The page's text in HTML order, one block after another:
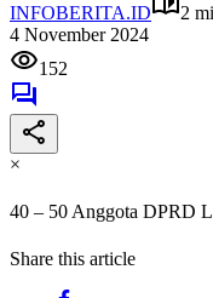
INFOBERITA.ID
2
4 November 2024
152
×
40 – 50 Anggota DPRD
Share this article